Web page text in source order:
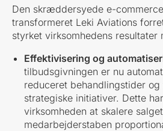
Den skræddersyede e-
transformeret Leki Aviations
styrket virksomhedens resultater
Effektivisering og
tilbudsgivningen er nu
reduceret behandlingstider
strategiske initiativer. Dette
virksomheden at skalere
medarbejderstaben